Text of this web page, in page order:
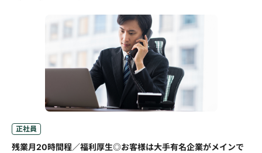
正社員
残業月20時間程／福利厚生◎お客様は大手有名企業がメインで